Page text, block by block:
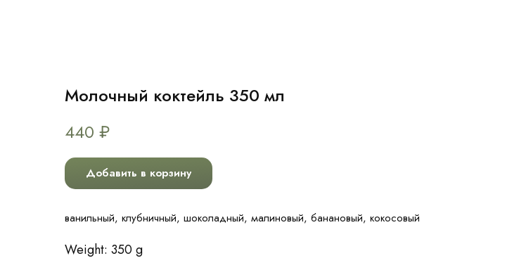
Молочный коктейль 350 мл
440 ₽
Добавить в корзину
ванильный, клубничный, шоколадный, малиновый, банановый, кокосовый
Weight: 350 g